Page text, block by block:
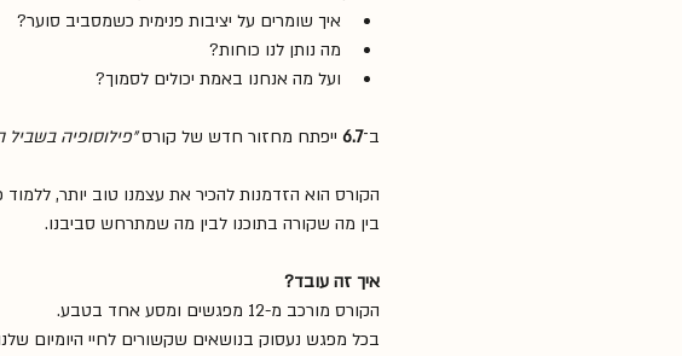
איך שומרים על יציבות פנימית כשמסביב סוער?
מה נותן לנו כוחות?
ועל מה אנחנו באמת יכולים לסמוך?
ב־6.7 ייפתח מחזור חדש של קורס "פילוסופיה בשביל
הקורס הוא הזדמנות להכיר את עצמנו טוב יותר,
בין מה שקורה בתוכנו לבין מה שמתרחש סביבנו.
איך זה עובד?
הקורס מורכב מ-12 מפגשים ומסע אחד בטבע.
בכל מפגש נעסוק בנושאים שקשורים לחיי היומיום